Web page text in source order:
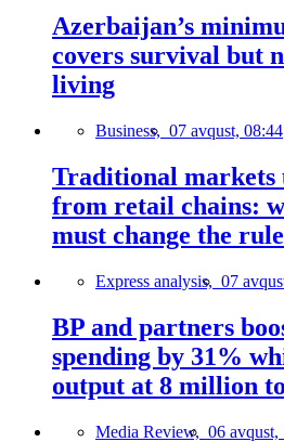
Azerbaijan’s
covers survival but
living
Business, 07 avqust, 08:44
Traditional markets
from retail chains:
must change the
Express analysis, 07
BP and partners
spending by 31%
output at 8 million
Media Review, 06 avqust,